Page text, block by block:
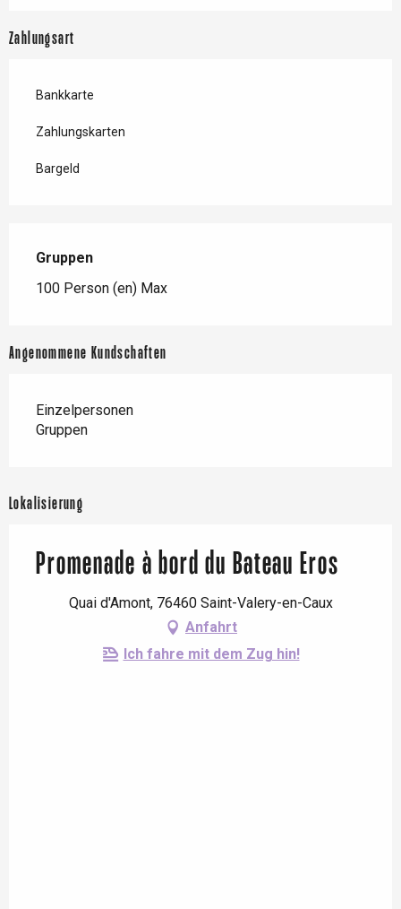
Zahlungsart
Bankkarte
Zahlungskarten
Bargeld
Gruppen
Gruppen
100 Person (en) Max
Angenommene Kundschaften
Einzelpersonen
Gruppen
Lokalisierung
Promenade à bord du Bateau Eros
Quai d'Amont, 76460 Saint-Valery-en-Caux
Anfahrt
Ich fahre mit dem Zug hin!